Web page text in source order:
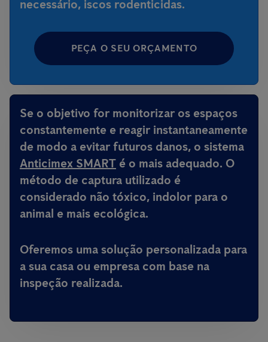
necessário, iscos rodenticidas.
PEÇA O SEU ORÇAMENTO
Se o objetivo for monitorizar os espaços
constantemente e reagir instantaneamente
de modo a evitar futuros danos, o sistema
Anticimex SMART é o mais adequado. O
método de captura utilizado é
considerado não tóxico, indolor para o
animal e mais ecológica.
Oferemos uma solução personalizada para
a sua casa ou empresa com base na
inspeção realizada.